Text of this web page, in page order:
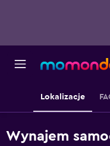
Lokalizacje
Wynajem